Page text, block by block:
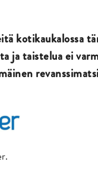
kotikaukalossa
ja taistelua ei